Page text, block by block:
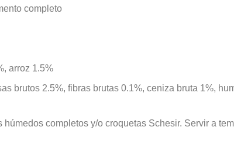
completo
arroz 1.5%
brutos 2.5%, fibras brutas 0.1%, ceniza bruta 1%,
completos y/o croquetas Schesir. Servir a